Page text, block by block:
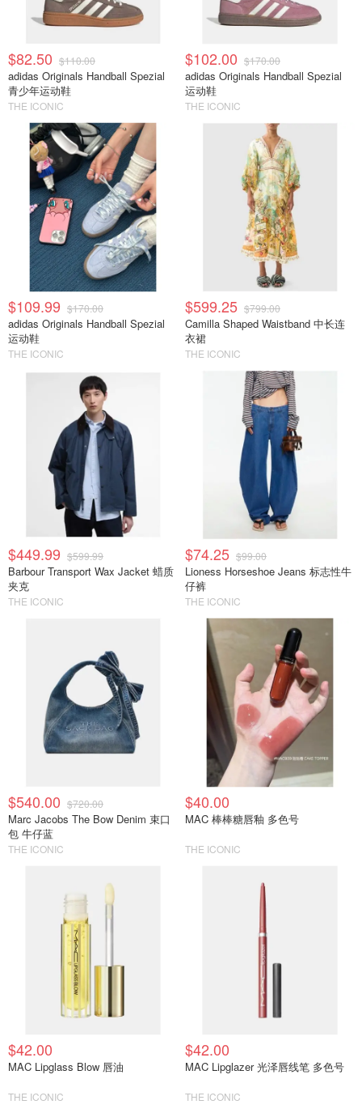
$82.50 $110.00
adidas Originals Handball Spezial
青少年运动鞋
THE ICONIC
$102.00 $170.00
adidas Originals Handball Spezial
运动鞋
THE ICONIC
$109.99 $170.00
adidas Originals Handball Spezial
运动鞋
THE ICONIC
$599.25 $799.00
Camilla Shaped Waistband 中长连
衣裙
THE ICONIC
$449.99 $599.99
Barbour Transport Wax Jacket 蜡质
夹克
THE ICONIC
$74.25 $99.00
Lioness Horseshoe Jeans 标志性牛
仔裤
THE ICONIC
$540.00 $720.00
Marc Jacobs The Bow Denim 束口
包 牛仔蓝
THE ICONIC
$40.00
MAC 棒棒糖唇釉 多色号
THE ICONIC
$42.00
MAC Lipglass Blow 唇油
THE ICONIC
$42.00
MAC Lipglazer 光泽唇线笔 多色号
THE ICONIC